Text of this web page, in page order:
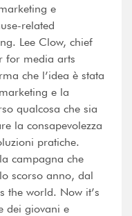
e
related
Lee Clow, chief
for media arts
che l’idea è stata
e la
qualcosa che sia
la consapevolezza
pratiche.
campagna che
scorso anno, dal
the world. Now it’s
dei giovani e